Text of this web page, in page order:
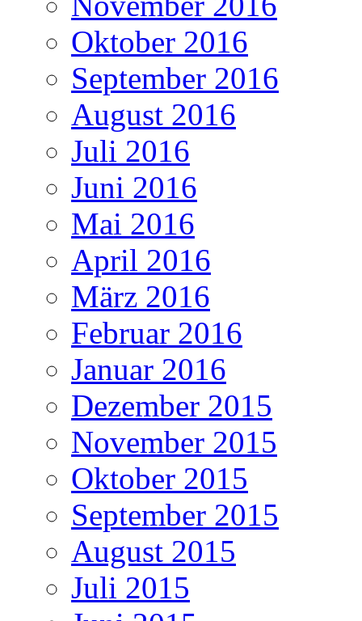
Oktober 2016
September 2016
August 2016
Juli 2016
Juni 2016
Mai 2016
April 2016
März 2016
Februar 2016
Januar 2016
Dezember 2015
November 2015
Oktober 2015
September 2015
August 2015
Juli 2015